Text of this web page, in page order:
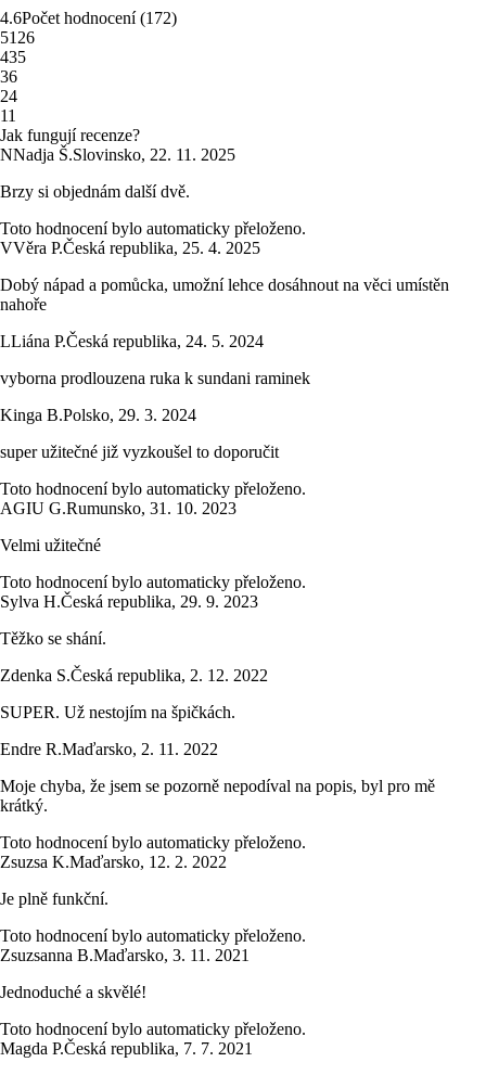
4.6Počet hodnocení(172)
5126
435
36
24
11
Jak fungují recenze?
NNadja Š.Slovinsko, 22. 11. 2025
Brzy si objednám další dvě.
Toto hodnocení bylo automaticky přeloženo.
VVěra P.Česká republika, 25. 4. 2025
Dobý nápad a pomůcka, umožní lehce dosáhnout na věci umístěn
nahoře
LLiána P.Česká republika, 24. 5. 2024
vyborna prodlouzena ruka k sundani raminek
Kinga B.Polsko, 29. 3. 2024
super užitečné již vyzkoušel to doporučit
Toto hodnocení bylo automaticky přeloženo.
AGIU G.Rumunsko, 31. 10. 2023
Velmi užitečné
Toto hodnocení bylo automaticky přeloženo.
Sylva H.Česká republika, 29. 9. 2023
Těžko se shání.
Zdenka S.Česká republika, 2. 12. 2022
SUPER. Už nestojím na špičkách.
Endre R.Maďarsko, 2. 11. 2022
Moje chyba, že jsem se pozorně nepodíval na popis, byl pro mě
krátký.
Toto hodnocení bylo automaticky přeloženo.
Zsuzsa K.Maďarsko, 12. 2. 2022
Je plně funkční.
Toto hodnocení bylo automaticky přeloženo.
Zsuzsanna B.Maďarsko, 3. 11. 2021
Jednoduché a skvělé!
Toto hodnocení bylo automaticky přeloženo.
Magda P.Česká republika, 7. 7. 2021